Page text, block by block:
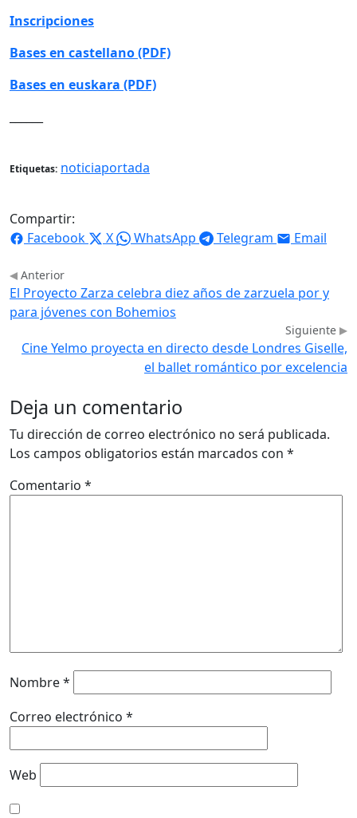
Inscripciones
Bases en castellano (PDF)
Bases en euskara (PDF)
Etiquetas: noticiaportada
Compartir:
Facebook
X WhatsApp Telegram Email
Anterior
El Proyecto Zarza celebra diez años de zarzuela por y
para jóvenes con Bohemios
Siguiente
Cine Yelmo proyecta en directo desde Londres Giselle,
el ballet romántico por excelencia
Deja un comentario
Tu dirección de correo electrónico no será publicada.
Los campos obligatorios están marcados con *
Comentario *
Nombre*
Correo electrónico *
Web